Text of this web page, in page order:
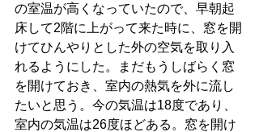
の室温が高くなっていたので、早朝起
床して2階に上がって来た時に、窓を開
けてひんやりとした外の空気を取り入
れるようにした。まだもうしばらく窓
を開けておき、室内の熱気を外に流し
たいと思う。今の気温は18度であり、
室内の気温は26度ほどある。窓を開け